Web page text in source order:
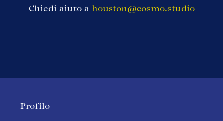
Chiedi aiuto a houston@cosmo.studio
Profilo